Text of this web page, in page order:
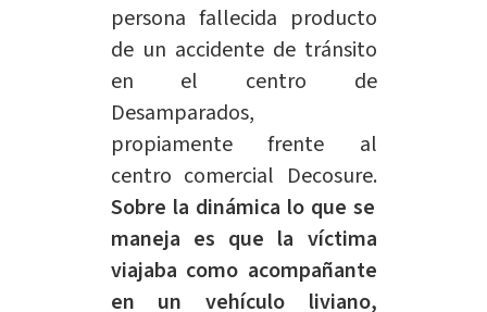
persona fallecida producto
de un accidente de tránsito
en el centro de
Desamparados,
propiamente frente al
centro comercial Decosure.
Sobre la dinámica lo que se
maneja es que la víctima
viajaba como acompañante
en un vehículo liviano,